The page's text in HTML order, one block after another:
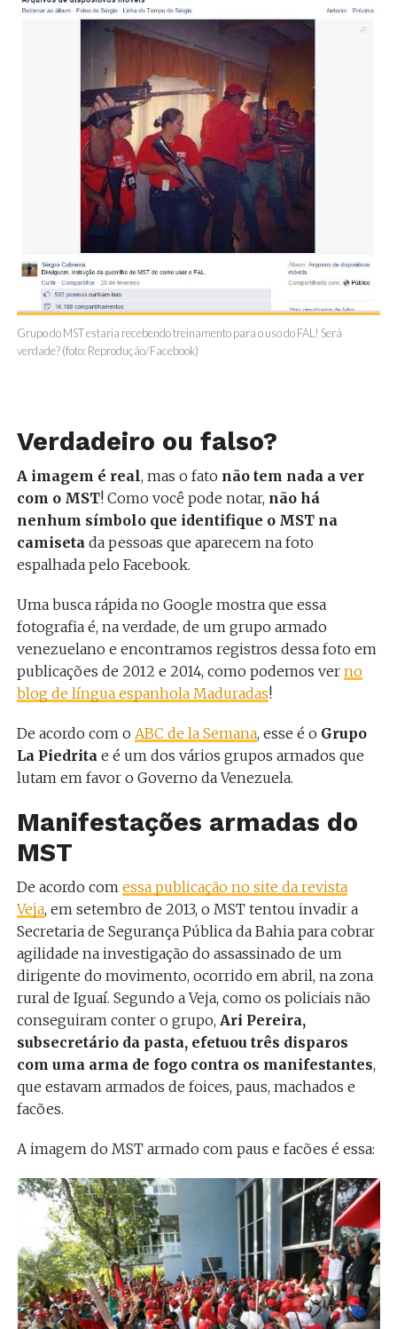
Grupo do MST estaria recebendo treinamento para o uso do FAL! Será
verdade? (foto: Reprodução/Facebook)
Verdadeiro ou falso?
A imagem é real, mas o fato não tem nada a ver
com o MST! Como você pode notar, não há
nenhum símbolo que identifique o MST na
camisetada pessoas que aparecem na foto
espalhada pelo Facebook.
Uma busca rápida no Google mostra que essa
fotografia é, na verdade, de um grupo armado
venezuelano e encontramos registros dessa foto em
publicações de 2012 e 2014, como podemos ver no
blog de língua espanhola Maduradas!
De acordo com o ABC de la Semana, esse é o Grupo
La Piedritae é um dos vários grupos armados que
lutam em favor o Governo da Venezuela.
Manifestações armadas do
MST
De acordo com essa publicação no site da revista
Veja, em setembro de 2013, o MST tentou invadir a
Secretaria de Segurança Pública da Bahia para cobrar
agilidade na investigação do assassinado de um
dirigente do movimento, ocorrido em abril, na zona
rural de Iguaí. Segundo a Veja, como os policiais não
conseguiram conter o grupo, Ari Pereira,
subsecretário da pasta, efetuou três disparos
com uma arma de fogo contra os manifestantes,
que estavam armados de foices, paus, machados e
facões.
A imagem do MST armado com paus e facões é essa: